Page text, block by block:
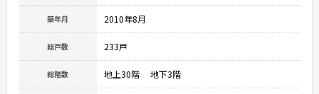
築年月 2010年8月
総戸数 233戸
総階数 地上30階 地下3階